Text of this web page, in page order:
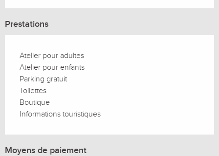
Prestations
Atelier pour adultes
Atelier pour enfants
Parking gratuit
Toilettes
Boutique
Informations touristiques
Moyens de paiement